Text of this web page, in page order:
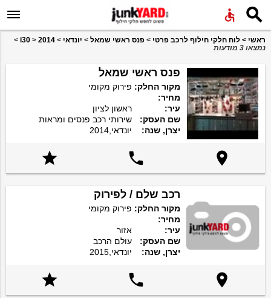
 
ראשי > לוח חלקי חילוף לרכב פרטי > פנס ראשי שמאל > יונדאי >
i30 > 2014
>
נמצאו 3 מודעות
פנס ראשי שמאל
מקור החלק: פירוק מקומי
מחיר:
עיר:
ראשון לציון
שם העסק:
שירותי רכב פנסים ומראות
יצרן, שנה:
יונדאי,2014



רכב שלם / לפירוק
מקור החלק: פירוק מקומי
מחיר:
עיר:
אזור
שם העסק:
עולם הרכב
יצרן, שנה:
יונדאי,2015


